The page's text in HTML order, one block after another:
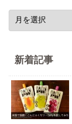
新着記事